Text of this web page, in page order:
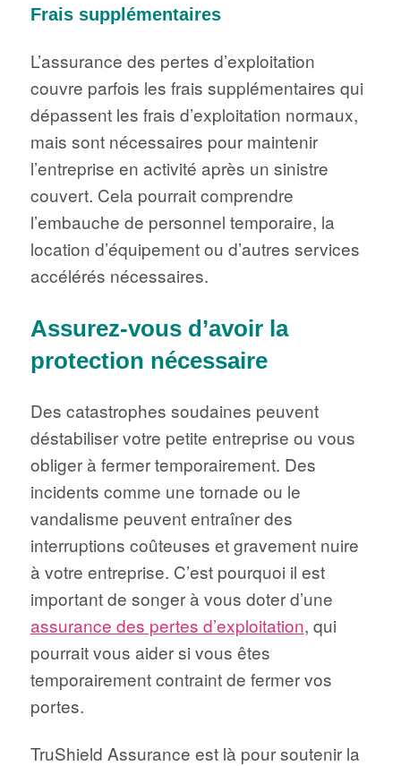
Frais supplémentaires
L’assurance des pertes d’exploitation
couvre parfois les frais supplémentaires qui
dépassent les frais d’exploitation normaux,
mais sont nécessaires pour maintenir
l’entreprise en activité après un sinistre
couvert. Cela pourrait comprendre
l’embauche de personnel temporaire, la
location d’équipement ou d’autres services
accélérés nécessaires.
Assurez-vous d’avoir la
protection nécessaire
Des catastrophes soudaines peuvent
déstabiliser votre petite entreprise ou vous
obliger à fermer temporairement. Des
incidents comme une tornade ou le
vandalisme peuvent entraîner des
interruptions coûteuses et gravement nuire
à votre entreprise. C’est pourquoi il est
important de songer à vous doter d’une
assurance des pertes d’exploitation, qui
pourrait vous aider si vous êtes
temporairement contraint de fermer vos
portes.
TruShield Assurance est là pour soutenir la